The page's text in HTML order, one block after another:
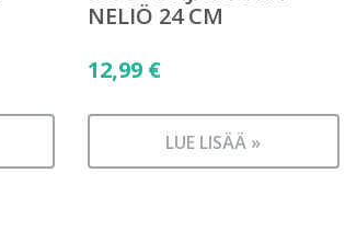
NELIÖ 24 CM
12,99 €
LUE LISÄÄ »